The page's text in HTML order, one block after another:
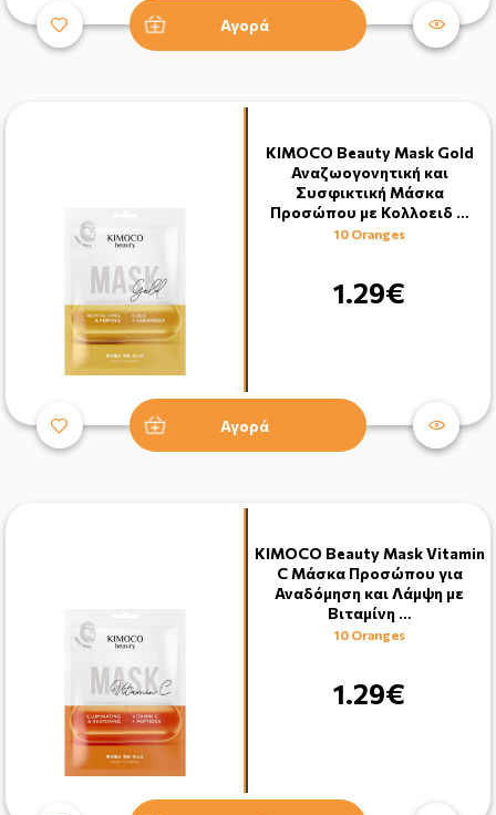
Αγορά
KIMOCO Beauty Mask Gold
Αναζωογονητική και
Συσφικτική Μάσκα
Προσώπου με Κολλοειδ …
10 Oranges
1.29€
Αγορά
KIMOCO Beauty Mask Vitamin
C Μάσκα Προσώπου για
Αναδόμηση και Λάμψη με
Βιταμίνη …
10 Oranges
1.29€